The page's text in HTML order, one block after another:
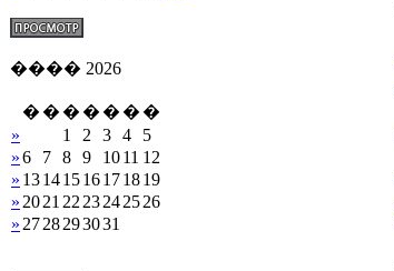
���� 2026
� � � � � � �
»
1 2 3 4
5
»6 7 8 9 1011 12
» 13141516171819
» 2021 22 23242526
» 2728293031